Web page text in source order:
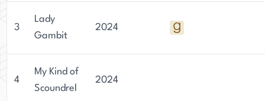
3
Lady
Gambit
2024
4
My Kind of
Scoundrel
2024